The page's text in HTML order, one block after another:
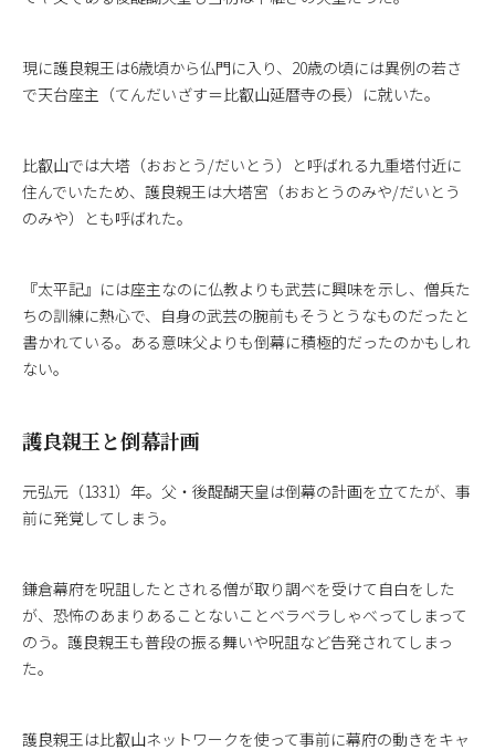
現に護良親王は6歳頃から仏門に入り、20歳の頃には異例の若さ
で天台座主（てんだいざす＝比叡山延暦寺の長）に就いた。
比叡山では大塔（おおとう/だいとう）と呼ばれる九重塔付近に
住んでいたため、護良親王は大塔宮（おおとうのみや/だいとう
のみや）とも呼ばれた。
『太平記』には座主なのに仏教よりも武芸に興味を示し、僧兵た
ちの訓練に熱心で、自身の武芸の腕前もそうとうなものだったと
書かれている。ある意味父よりも倒幕に積極的だったのかもしれ
ない。
護良親王と倒幕計画
元弘元（1331）年。父・後醍醐天皇は倒幕の計画を立てたが、事
前に発覚してしまう。
鎌倉幕府を呪詛したとされる僧が取り調べを受けて自白をした
が、恐怖のあまりあることないことベラベラしゃべってしまって
のう。護良親王も普段の振る舞いや呪詛など告発されてしまっ
た。
護良親王は比叡山ネットワークを使って事前に幕府の動きをキャ